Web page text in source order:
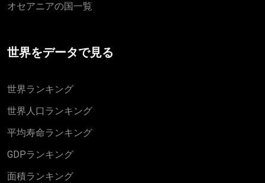
オセアニアの国一覧
世界をデータで見る
世界ランキング
世界人口ランキング
平均寿命ランキング
GDPランキング
面積ランキング